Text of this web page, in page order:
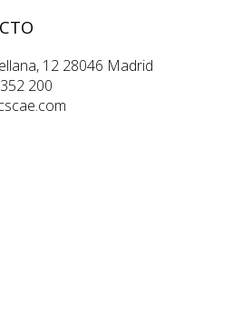
12 28046 Madrid
200